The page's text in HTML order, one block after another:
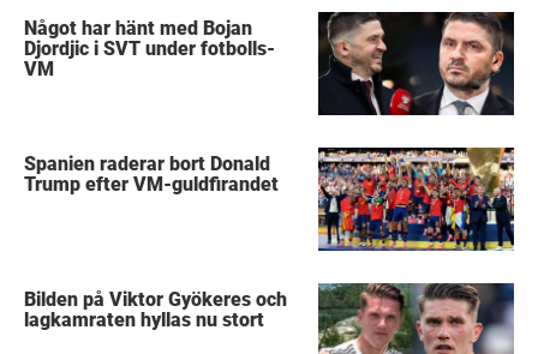
Något har hänt med Bojan
Djordjic i SVT under fotbolls-
VM
Spanien raderar bort Donald
Trump efter VM-guldfirandet
Bilden på Viktor Gyökeres och
lagkamraten hyllas nu stort